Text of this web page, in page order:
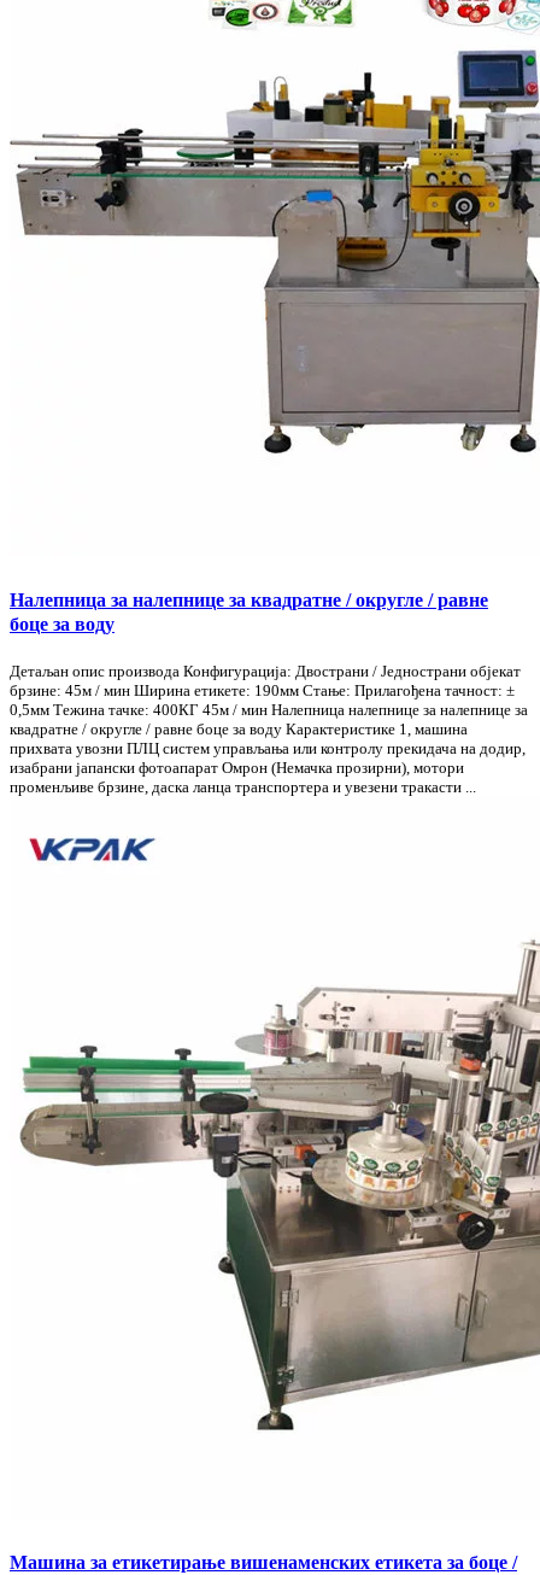
Налепница за налепнице за квадратне / округле / равне
боце за воду
Детаљан опис производа Конфигурација: Двострани / Једнострани објекат
брзине: 45м / мин Ширина етикете: 190мм Стање: Прилагођена тачност: ±
0,5мм Тежина тачке: 400КГ 45м / мин Налепница налепнице за налепнице за
квадратне / округле / равне боце за воду Карактеристике 1, машина
прихвата увозни ПЛЦ систем управљања или контролу прекидача на додир,
изабрани јапански фотоапарат Омрон (Немачка прозирни), мотори
променљиве брзине, даска ланца транспортера и увезени тракасти ...
Машина за етикетирање вишенаменских етикета за боце /